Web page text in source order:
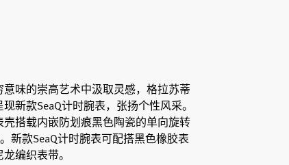
味的崇高艺术中汲取灵感，格拉苏蒂
新款SeaQ计时腕表，张扬个性风采。
搭载内嵌防划痕黑色陶瓷的单向旋转
新款SeaQ计时腕表可配搭黑色橡胶表
编织表带。